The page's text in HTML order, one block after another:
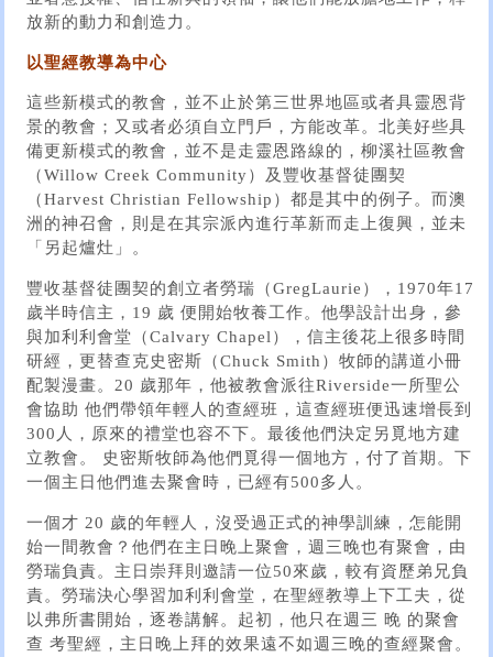
放新的動力和創造力。
以聖經教導為中心
這些新模式的教會，並不止於第三世界地區或者具靈恩背
景的教會；又或者必須自立門戶，方能改革。北美好些具
備更新模式的教會，並不是走靈恩路線的，柳溪社區教會
（Willow Creek Community）及豐收基督徒團契
（Harvest Christian Fellowship）都是其中的例子。而澳
洲的神召會，則是在其宗派內進行革新而走上復興，並未
「另起爐灶」。
豐收基督徒團契的創立者勞瑞（GregLaurie），1970年17
歲半時信主，19 歲 便開始牧養工作。他學設計出身，參
與加利利會堂（Calvary Chapel），信主後花上很多時間
研經，更替查克史密斯（Chuck Smith）牧師的講道小冊
配製漫畫。20 歲那年，他被教會派往Riverside一所聖公
會協助 他們帶領年輕人的查經班，這查經班便迅速增長到
300人，原來的禮堂也容不下。最後他們決定另覓地方建
立教會。 史密斯牧師為他們覓得一個地方，付了首期。下
一個主日他們進去聚會時，已經有500多人。
一個才 20 歲的年輕人，沒受過正式的神學訓練，怎能開
始一間教會？他們在主日晚上聚會，週三晚也有聚會，由
勞瑞負責。主日崇拜則邀請一位50來歲，較有資歷弟兄負
責。勞瑞決心學習加利利會堂，在聖經教導上下工夫，從
以弗所書開始，逐卷講解。起初，他只在週三 晚 的聚會
查 考聖經，主日晚上拜的效果遠不如週三晚的查經聚會。